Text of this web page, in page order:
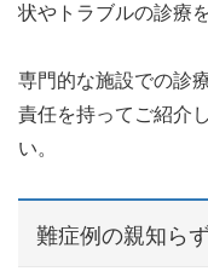
状やトラブルの診療
専門的な施設での診
責任を持ってご紹介
い。
難症例の親知ら